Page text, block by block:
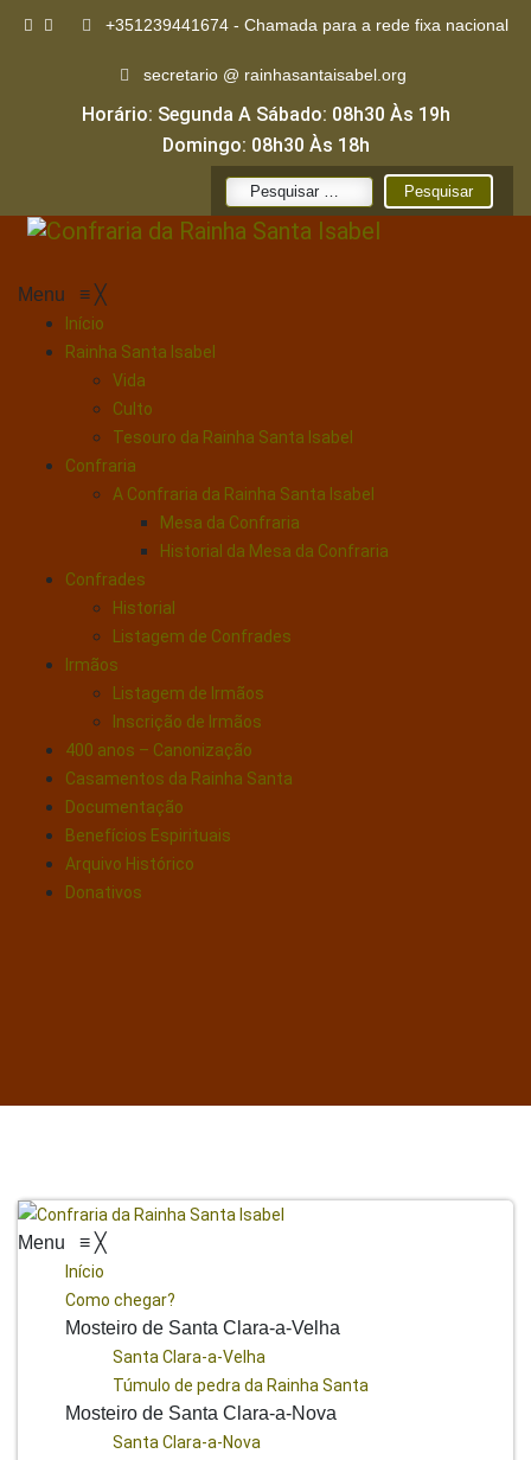
+351239441674 - Chamada para a rede fixa nacional
secretario @ rainhasantaisabel.org
Horário: Segunda A Sábado: 08h30 Às 19h
Domingo: 08h30 Às 18h
Pesquisar
Menu ≡ ╳
Início
Rainha Santa Isabel
Vida
Culto
Tesouro da Rainha Santa Isabel
Confraria
A Confraria da Rainha Santa Isabel
Mesa da Confraria
Historial da Mesa da Confraria
Confrades
Historial
Listagem de Confrades
Irmãos
Listagem de Irmãos
Inscrição de Irmãos
400 anos – Canonização
Casamentos da Rainha Santa
Documentação
Benefícios Espirituais
Arquivo Histórico
Donativos
Menu ≡ ╳
Início
Como chegar?
Mosteiro de Santa Clara-a-Velha
Santa Clara-a-Velha
Túmulo de pedra da Rainha Santa
Mosteiro de Santa Clara-a-Nova
Santa Clara-a-Nova